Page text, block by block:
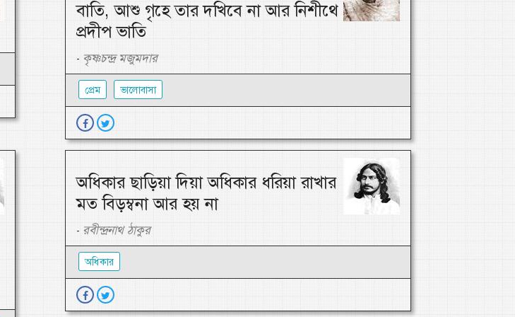
বাতি, আশু গৃহে তার দখিবে না আর নিশীথে
প্রদীপ ভাতি
- কৃষ্ণচন্দ্র মজুমদার
প্রেম ভালোবাসা
অধিকার ছাড়িয়া দিয়া অধিকার ধরিয়া রাখার
মত বিড়ম্বনা আর হয় না
- রবীন্দ্রনাথ ঠাকুর
অধিকার